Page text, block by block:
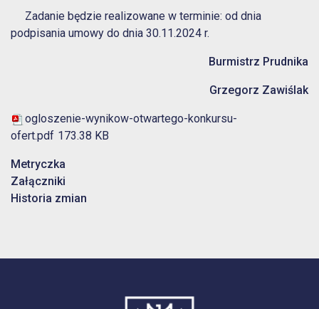
Zadanie będzie realizowane w terminie: od dnia
podpisania umowy do dnia 30.11.2024 r.
Burmistrz Prudnika
Grzegorz Zawiślak
ogloszenie-wynikow-otwartego-konkursu-
ofert.pdf 173.38 KB
Metryczka
Załączniki
Historia zmian